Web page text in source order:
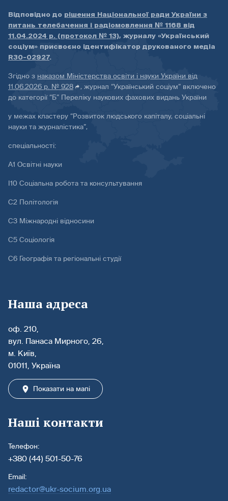
Відповідно до рішення Національної ради України з
питань телебачення і радіомовлення № 1168 від
11.04.2024 р. (протокол № 13), журналу «Український
соціум» присвоєно ідентифікатор друкованого медіа
R30-02927.
Згідно з наказом Міністерства освіти і науки України від
11.06.2026 р. № 928
, журнал “Український соціум” включено
до категорії “Б” Переліку наукових фахових видань України
у межах кластеру “Розвиток людського капіталу, соціальні
науки та журналістика”,
спеціальності:
А1 Освітні науки
І10 Соціальна робота та консультування
С2 Політологія
С3 Міжнародні відносини
С5 Соціологія
С6 Географія та регіональні студії
Наша адреса
оф. 210,
вул. Панаса Мирного, 26,
м. Київ,
01011, Україна
Показати на мапі
Наші контакти
Телефон:
+380 (44) 501-50-76
Email:
redactor@ukr-socium.org.ua